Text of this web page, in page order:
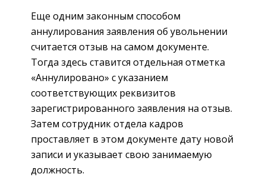
Еще одним законным способом
аннулирования заявления об увольнении
считается отзыв на самом документе.
Тогда здесь ставится отдельная отметка
«Аннулировано» с указанием
соответствующих реквизитов
зарегистрированного заявления на отзыв.
Затем сотрудник отдела кадров
проставляет в этом документе дату новой
записи и указывает свою занимаемую
должность.